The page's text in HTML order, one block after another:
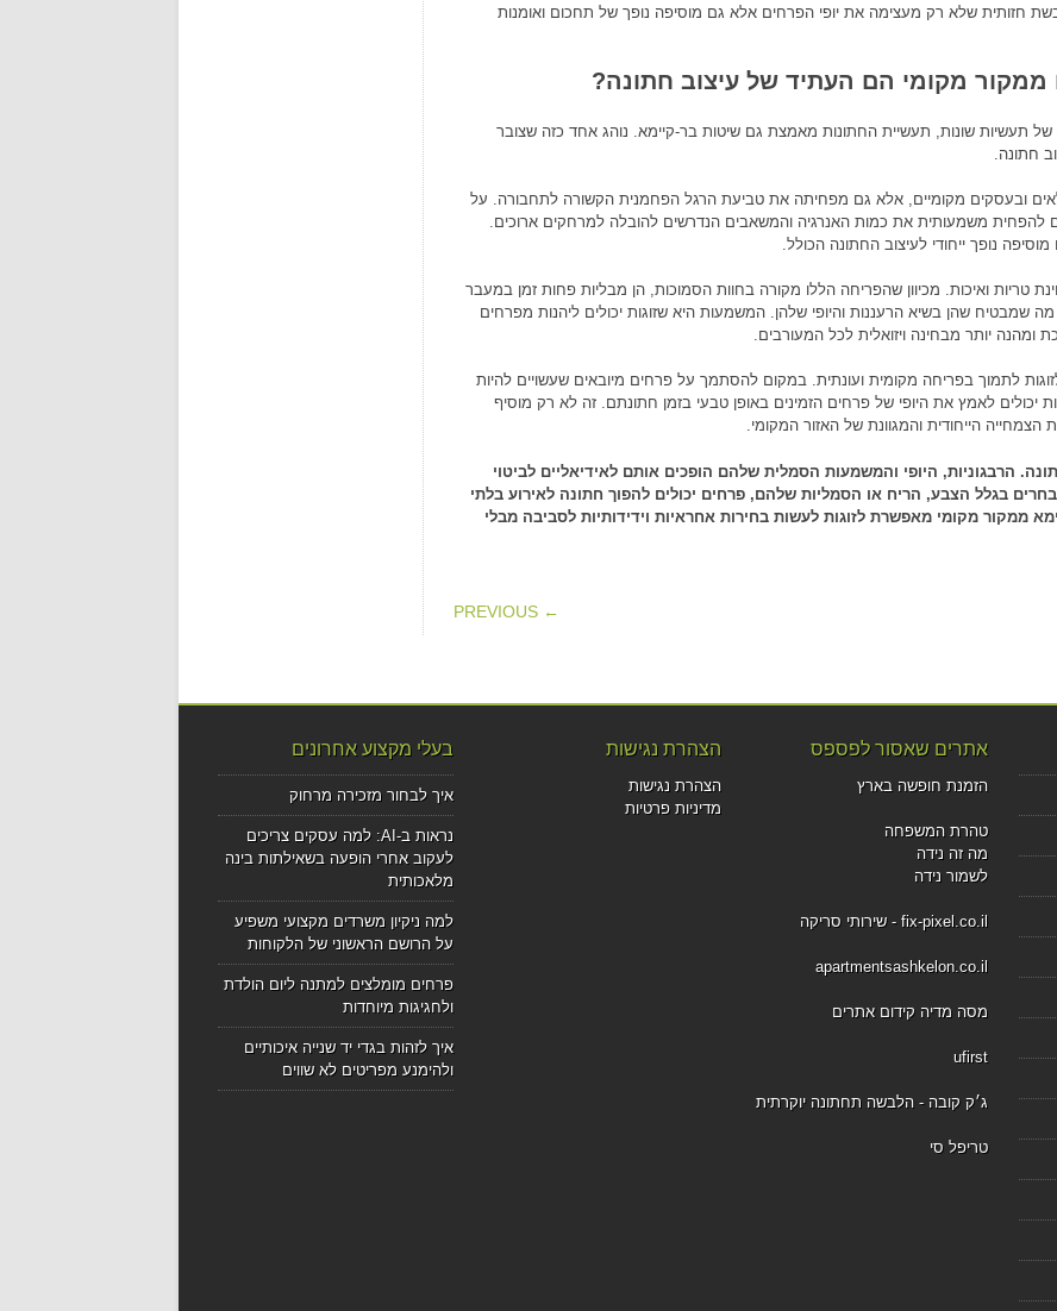
כובשת חזותית שלא רק מעצימה את יופי הפרחים אלא גם מוסיפה נופך של תחכום ואומנות
מקומי הם העתיד של עיצוב חתונה?
תעשיות שונות, תעשיית החתונות מאמצת גם שיטות בר-קיימא. נוהג אחד כזה שצובר
חתונה.
ובעסקים מקומיים, אלא גם מפחיתה את טביעת הרגל הפחמנית הקשורה לתחבורה. על
להפחית משמעותית את כמות האנרגיה והמשאבים הנדרשים להובלה למרחקים ארוכים.
נופך ייחודי לעיצוב החתונה הכולל.
טריות ואיכות. מכיוון שהפריחה הללו מקורה בחוות הסמוכות, הן מבליות פחות זמן במעבר
שמבטיח שהן בשיא הרעננות והיופי שלהן. המשמעות היא שזוגות יכולים ליהנות מפרחים
ומהנה יותר מבחינה ויזואלית לכל המעורבים.
לתמוך בפריחה מקומית ועונתית. במקום להסתמך על פרחים מיובאים שעשויים להיות
יכולים לאמץ את היופי של פרחים הזמינים באופן טבעי בזמן חתונתם. זה לא רק מוסיף
הייחודית והמגוונת של האזור המקומי.
הרבגוניות, היופי והמשמעות הסמלית שלהם הופכים אותם לאידיאליים לביטוי
בגלל הצבע, הריח או הסמליות שלהם, פרחים יכולים להפוך חתונה לאירוע בלתי
ממקור מקומי מאפשרת לזוגות לעשות בחירות אחראיות וידידותיות לסביבה מבלי
← PREVIOUS
בעלי מקצוע אחרונים
איך לבחור מזכירה מרחוק
נראות ב-AI: למה עסקים צריכים
לעקוב אחרי הופעה בשאילתות בינה
מלאכותית
למה ניקיון משרדים מקצועי משפיע
על הרושם הראשוני של הלקוחות
פרחים מומלצים למתנה ליום הולדת
ולחגיגות מיוחדות
איך לזהות בגדי יד שנייה איכותיים
ולהימנע מפריטים לא שווים
הצהרת נגישות
הצהרת נגישות
מדיניות פרטיות
אתרים שאסור לפספס
הזמנת חופשה בארץ
טהרת המשפחה
מה זה נידה
לשמור נידה
fix-pixel.co.il - שירותי סריקה
apartmentsashkelon.co.il
מסה מדיה קידום אתרים
ufirst
ג׳ק קובה - הלבשה תחתונה יוקרתית
טריפל סי